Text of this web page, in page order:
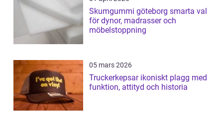
Skumgummi göteborg smarta val
för dynor, madrasser och
möbelstoppning
05 mars 2026
Truckerkepsar ikoniskt plagg med
funktion, attityd och historia